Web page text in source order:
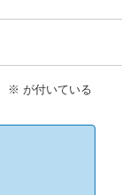
※ が付いている